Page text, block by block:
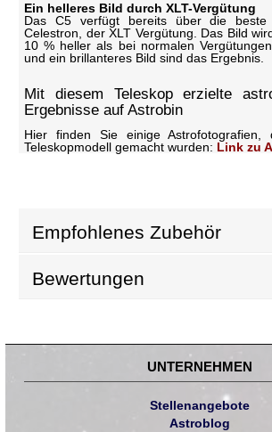
Ein helleres Bild durch XLT-Vergütung
Das C5 verfügt bereits über die beste
Celestron, der XLT Vergütung. Das Bild
10 % heller als bei normalen
und ein brillanteres Bild sind das Ergebnis.
Mit diesem Teleskop erzielte
Ergebnisse auf Astrobin
Hier finden Sie einige Astrofotografien,
Teleskopmodell gemacht wurden: Link zu
Empfohlenes Zubehör
Bewertungen
UNTERNEHMEN
Stellenangebote
Astroblog